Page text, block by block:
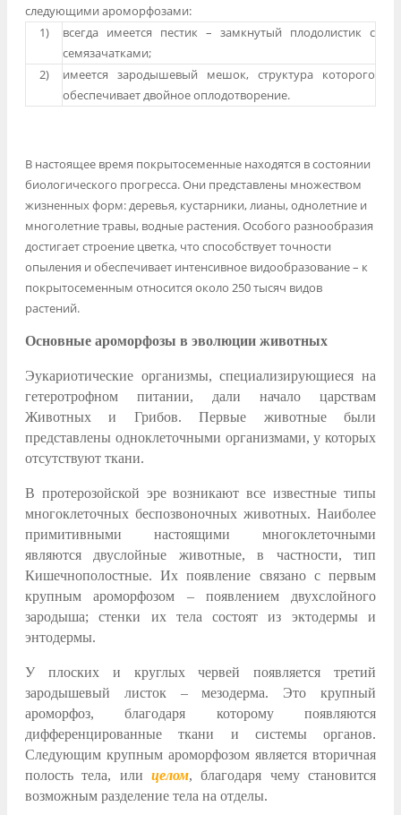
следующими ароморфозами:
1)
всегда имеется пестик – замкнутый плодолистик с
семязачатками;
2)
имеется зародышевый мешок, структура которого
обеспечивает двойное оплодотворение.
В настоящее время покрытосеменные находятся в состоянии
биологического прогресса. Они представлены множеством
жизненных форм: деревья, кустарники, лианы, однолетние и
многолетние травы, водные растения. Особого разнообразия
достигает строение цветка, что способствует точности
опыления и обеспечивает интенсивное видообразование – к
покрытосеменным относится около 250 тысяч видов
растений.
Основные ароморфозы в эволюции животных
Эукариотические организмы, специализирующиеся на
гетеротрофном питании, дали начало царствам
Животных и Грибов. Первые животные были
представлены одноклеточными организмами, у которых
отсутствуют ткани.
В протерозойской эре возникают все известные типы
многоклеточных беспозвоночных животных. Наиболее
примитивными настоящими многоклеточными
являются двуслойные животные, в частности, тип
Кишечнополостные. Их появление связано с первым
крупным ароморфозом – появлением двухслойного
зародыша; стенки их тела состоят из эктодермы и
энтодермы.
У плоских и круглых червей появляется третий
зародышевый листок – мезодерма. Это крупный
ароморфоз, благодаря которому появляются
дифференцированные ткани и системы органов.
Следующим крупным ароморфозом является вторичная
полость тела, или целом, благодаря чему становится
возможным разделение тела на отделы.